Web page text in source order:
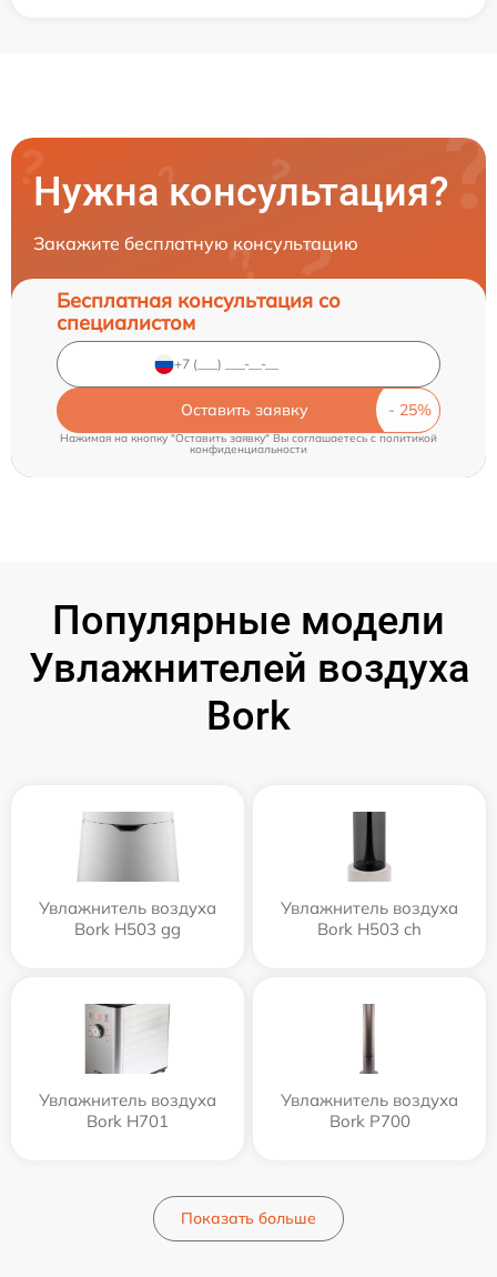
Нужна консультация?
Закажите бесплатную консультацию
Бесплатная консультация со
специалистом
Оставить заявку
Нажимая на кнопку "Оставить заявку" Вы соглашаетесь cполитикой
конфиденциальности
Популярные модели
Увлажнителей воздуха
Bork
Увлажнитель воздуха
Bork H503 gg
Увлажнитель воздуха
Bork H503 ch
Увлажнитель воздуха
Bork H701
Увлажнитель воздуха
Bork P700
Показать больше